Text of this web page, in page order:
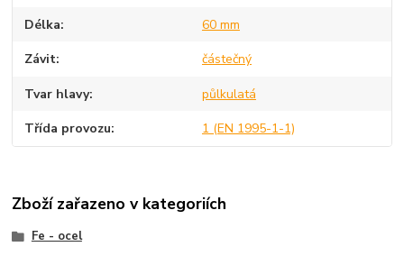
Délka 60 mm
Závit částečný
Tvar hlavy půlkulatá
Třída provozu 1 (EN 1995-1-1)
Zboží zařazeno v kategoriích
Fe - ocel